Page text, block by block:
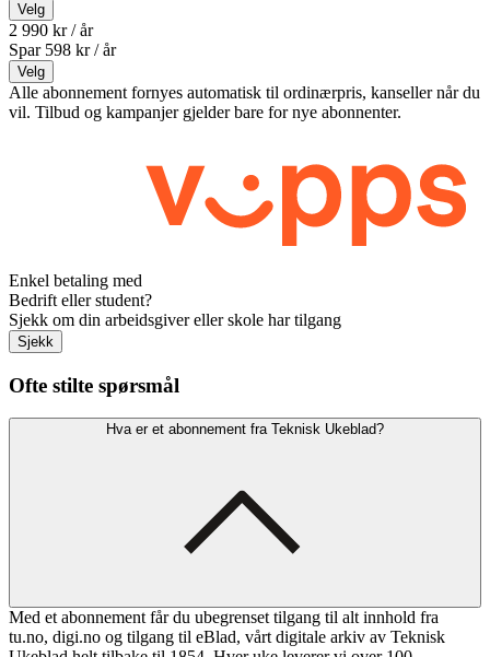
Velg
2 990 kr / år
Spar 598 kr /år
Velg
Alle abonnement fornyes automatisk til ordinærpris, kanseller når du
vil. Tilbud og kampanjer gjelder bare for nye abonnenter.
Enkel betaling med
Bedrift eller student?
Sjekk om din arbeidsgiver eller skole har tilgang
Sjekk
Ofte stilte spørsmål
Hva er et abonnement fra Teknisk Ukeblad?
Med et abonnement får du ubegrenset tilgang til alt innhold fra
tu.no, digi.no og tilgang til eBlad, vårt digitale arkiv av Teknisk